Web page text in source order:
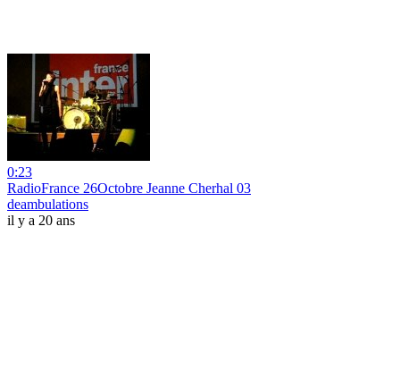
0:23
RadioFrance 26Octobre Jeanne Cherhal 03
deambulations
il y a 20 ans